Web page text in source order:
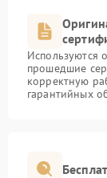
Используются
прошедшие
корректную
гарантийных